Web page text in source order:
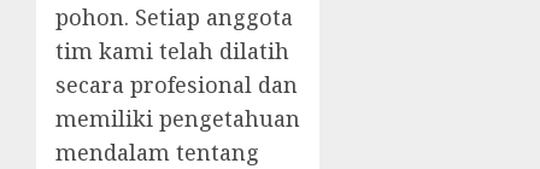
pohon. Setiap anggota
tim kami telah dilatih
secara profesional dan
memiliki pengetahuan
mendalam tentang